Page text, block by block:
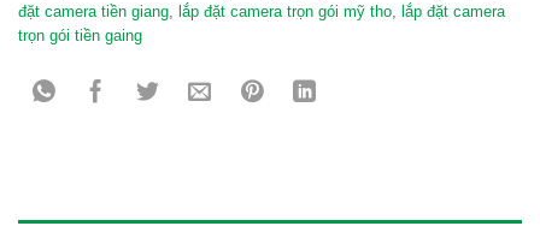
đặt camera tiền giang
lắp đặt camera trọn gói mỹ tho
lắp đặt camera
trọn gói tiền gaing